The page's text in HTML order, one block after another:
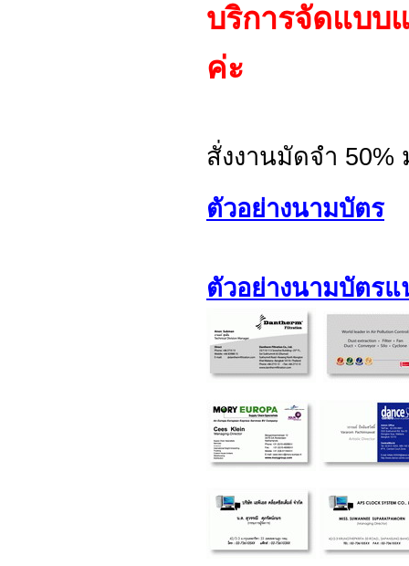
บริการจัดแบบ
ค่ะ
สั่งงานมัดจำ 50%
ตัวอย่างนามบัตร
ตัวอย่างนามบัตร